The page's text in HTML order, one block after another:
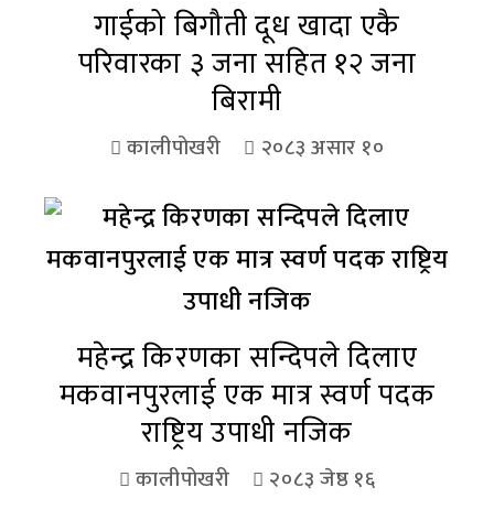
गाईको बिगौती दूध खादा एकै
परिवारका ३ जना सहित १२ जना
बिरामी
कालीपोखरी २०८३ असार १०
महेन्द्र किरणका सन्दिपले दिलाए
मकवानपुरलाई एक मात्र स्वर्ण पदक
राष्ट्रिय उपाधी नजिक
कालीपोखरी २०८३ जेष्ठ १६